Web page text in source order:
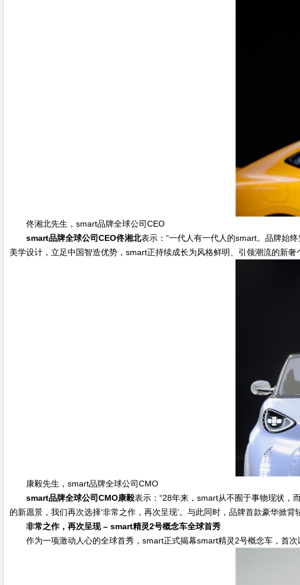
佟湘北先生，smart品牌全球公司CEO
smart品牌全球公司CEO佟湘北表示：“一代人有一代人的smart。品牌始
美学设计，立足中国智造优势，smart正持续成长为风格鲜明、引领潮流的新奢
康毅先生，smart品牌全球公司CMO
smart品牌全球公司CMO康毅表示：“28年来，smart从不囿于事物现状，
的新愿景，我们再次选择‘非常之作，再次呈现’。与此同时，品牌首款豪华掀
非常之作，再次呈现– smart精灵2号概念车全球首秀
作为一项激动人心的全球首秀，smart正式揭幕smart精灵2号概念车，首